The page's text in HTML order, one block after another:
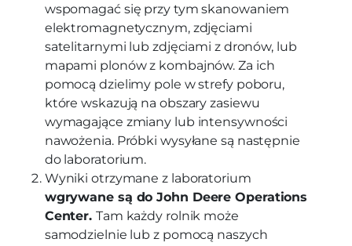
wspomagać się przy tym skanowaniem
elektromagnetycznym, zdjęciami
satelitarnymi lub zdjęciami z dronów, lub
mapami plonów z kombajnów. Za ich
pomocą dzielimy pole w strefy poboru,
które wskazują na obszary zasiewu
wymagające zmiany lub intensywności
nawożenia. Próbki wysyłane są następnie
do laboratorium.
Wyniki otrzymane z laboratorium
wgrywane są do John Deere Operations
Center. Tam każdy rolnik może
samodzielnie lub z pomocą naszych